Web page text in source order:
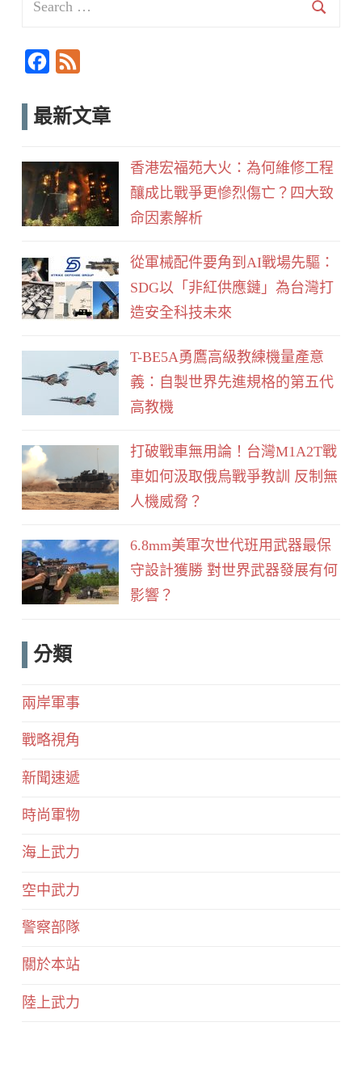
c
o
k
e
最新文章
香港宏福苑大火：為何維修工程
釀成比戰爭更慘烈傷亡？四大致
命因素解析
從軍械配件要角到AI戰場先驅：
SDG以「非紅供應鏈」為台灣打
造安全科技未來
T-BE5A勇鷹高級教練機量產意
義：自製世界先進規格的第五代
高教機
打破戰車無用論！台灣M1A2T戰
車如何汲取俄烏戰爭教訓 反制無
人機威脅？
6.8mm美軍次世代班用武器最保
守設計獲勝 對世界武器發展有何
影響？
分類
兩岸軍事
戰略視角
新聞速遞
時尚軍物
海上武力
空中武力
警察部隊
關於本站
陸上武力